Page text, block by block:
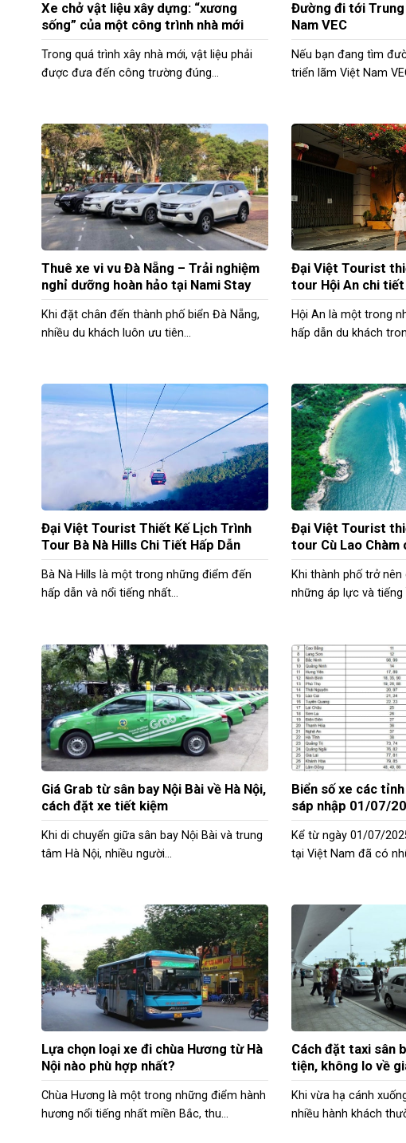
Xe chở vật liệu xây dựng: “xương
sống” của một công trình nhà mới
Trong quá trình xây nhà mới, vật liệu phải
được đưa đến công trường đúng...
Đường đi tới
Nam VEC
Nếu bạn đang tìm
triển lãm Việt Nam
Thuê xe vi vu Đà Nẵng – Trải nghiệm
nghỉ dưỡng hoàn hảo tại Nami Stay
Khi đặt chân đến thành phố biển Đà Nẵng,
nhiều du khách luôn ưu tiên...
Đại Việt Tourist
tour Hội An chi tiết
Hội An là một trong
hấp dẫn du khách
Đại Việt Tourist Thiết Kế Lịch Trình
Tour Bà Nà Hills Chi Tiết Hấp Dẫn
Bà Nà Hills là một trong những điểm đến
hấp dẫn và nổi tiếng nhất...
Đại Việt Tourist
tour Cù Lao Chàm
Khi thành phố trở
những áp lực và tiếng
Giá Grab từ sân bay Nội Bài về Hà Nội,
cách đặt xe tiết kiệm
Khi di chuyển giữa sân bay Nội Bài và trung
tâm Hà Nội, nhiều người...
Biển số xe các
sáp nhập 01/07/
Kể từ ngày 01/07/
tại Việt Nam đã có
Lựa chọn loại xe đi chùa Hương từ Hà
Nội nào phù hợp nhất?
Chùa Hương là một trong những điểm hành
hương nổi tiếng nhất miền Bắc, thu...
Cách đặt taxi sân
tiện, không lo về
Khi vừa hạ cánh
nhiều hành khách